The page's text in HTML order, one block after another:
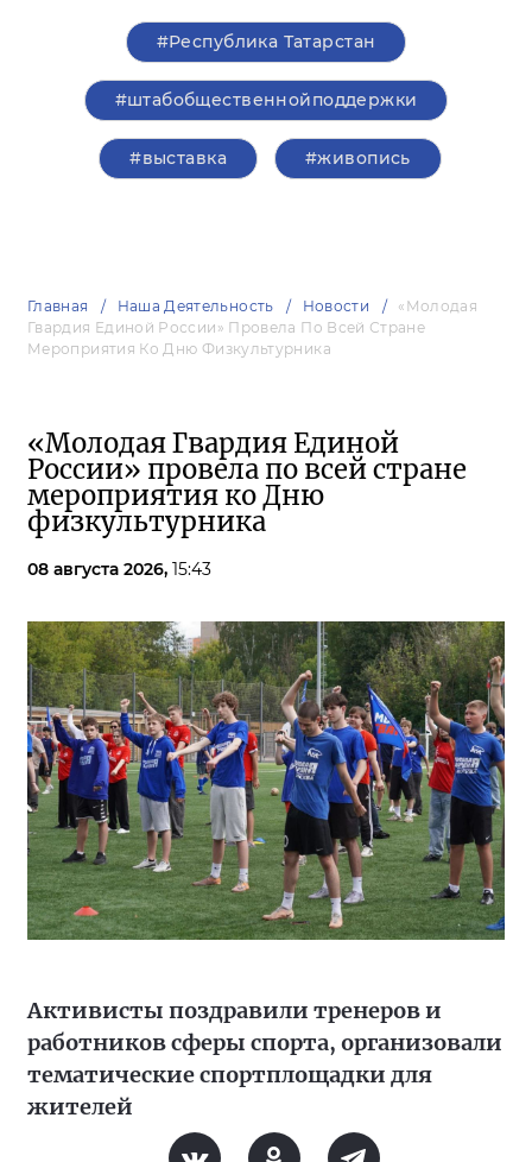
#Республика Татарстан
#штабобщественнойподдержки
#выставка #живопись
Главная Наша Деятельность Новости
«Молодая
Гвардия Единой России» Провела По Всей Стране
Мероприятия Ко Дню Физкультурника
«Молодая Гвардия Единой
России» провела по всей стране
мероприятия ко Дню
физкультурника
08 августа 2026, 15:43
Активисты поздравили тренеров и
работников сферы спорта, организовали
тематические спортплощадки для
жителей